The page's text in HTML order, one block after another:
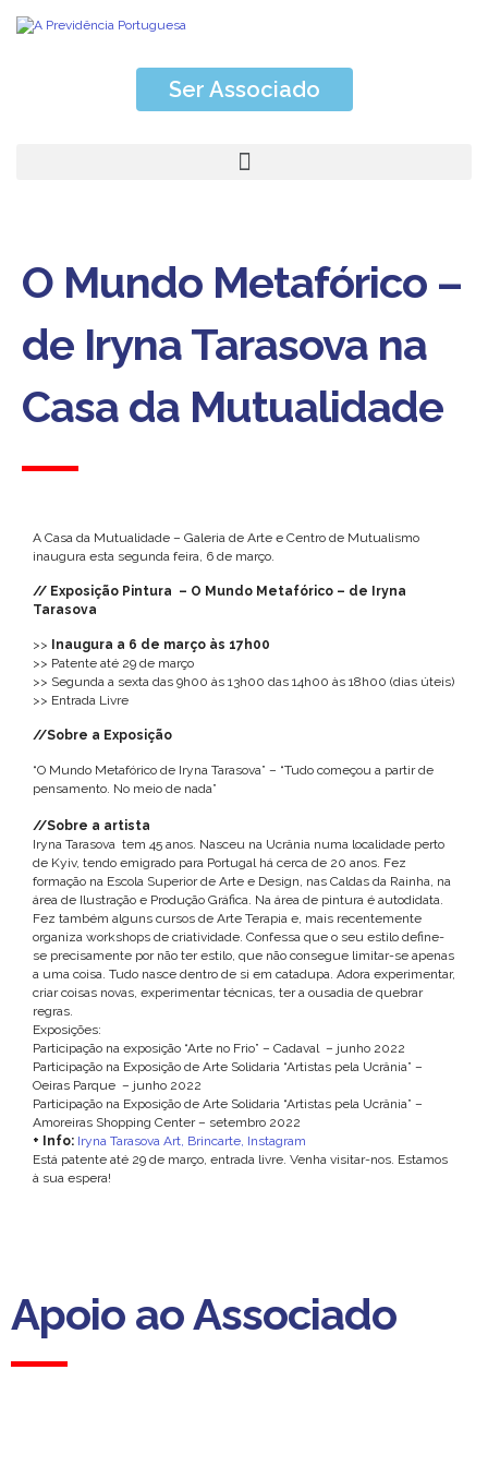
Ser Associado
O Mundo Metafórico –
de Iryna Tarasova na
Casa da Mutualidade
A Casa da Mutualidade – Galeria de Arte e Centro de Mutualismo
inaugura esta segunda feira, 6 de março.
// Exposição Pintura – O Mundo Metafórico – de Iryna
Tarasova
>>
Inaugura a 6 de março às 17h00
>> Patente até 29 de março
>> Segunda a sexta das 9h00 às 13h00 das 14h00 às 18h00 (dias úteis)
>> Entrada Livre
//Sobre a Exposição
“O Mundo Metafórico de Iryna Tarasova” – “Tudo começou a partir de
pensamento. No meio de nada”
//Sobre a artista
Iryna Tarasova tem 45 anos. Nasceu na Ucrânia numa localidade perto
de Kyiv, tendo emigrado para Portugal há cerca de 20 anos. Fez
formação na Escola Superior de Arte e Design, nas Caldas da Rainha, na
área de Ilustração e Produção Gráfica. Na área de pintura é autodidata.
Fez também alguns cursos de Arte Terapia e, mais recentemente
organiza workshops de criatividade. Confessa que o seu estilo define-
se precisamente por não ter estilo, que não consegue limitar-se apenas
a uma coisa. Tudo nasce dentro de si em catadupa. Adora experimentar,
criar coisas novas, experimentar técnicas, ter a ousadia de quebrar
regras.
Exposições:
Participação na exposição “Arte no Frio” – Cadaval – junho 2022
Participação na Exposição de Arte Solidaria “Artistas pela Ucrânia” –
Oeiras Parque – junho 2022
Participação na Exposição de Arte Solidaria “Artistas pela Ucrânia” –
Amoreiras Shopping Center – setembro 2022
+ Info: Iryna Tarasova Art, Brincarte, Instagram
Está patente até 29 de março, entrada livre. Venha visitar-nos. Estamos
à sua espera!
Apoio ao Associado
Apoio ao Associado